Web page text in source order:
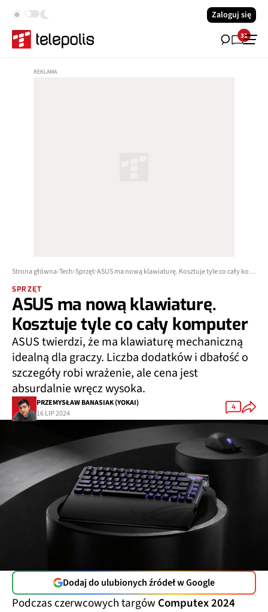
Zaloguj się
31
Strona główna Tech Sprzęt ASUS ma nową klawiaturę. Kosztuje tyle co cały komputer
SPRZĘT
ASUS ma nową klawiaturę.
Kosztuje tyle co cały komputer
ASUS twierdzi, że ma klawiaturę mechaniczną
idealną dla graczy. Liczba dodatków i dbałość o
szczegóły robi wrażenie, ale cena jest
absurdalnie wręcz wysoka.
PRZEMYSŁAW BANASIAK (YOKAI)
16 LIP 2024
4
Dodaj do ulubionych źródeł w Google
Podczas czerwcowych targów Computex 2024